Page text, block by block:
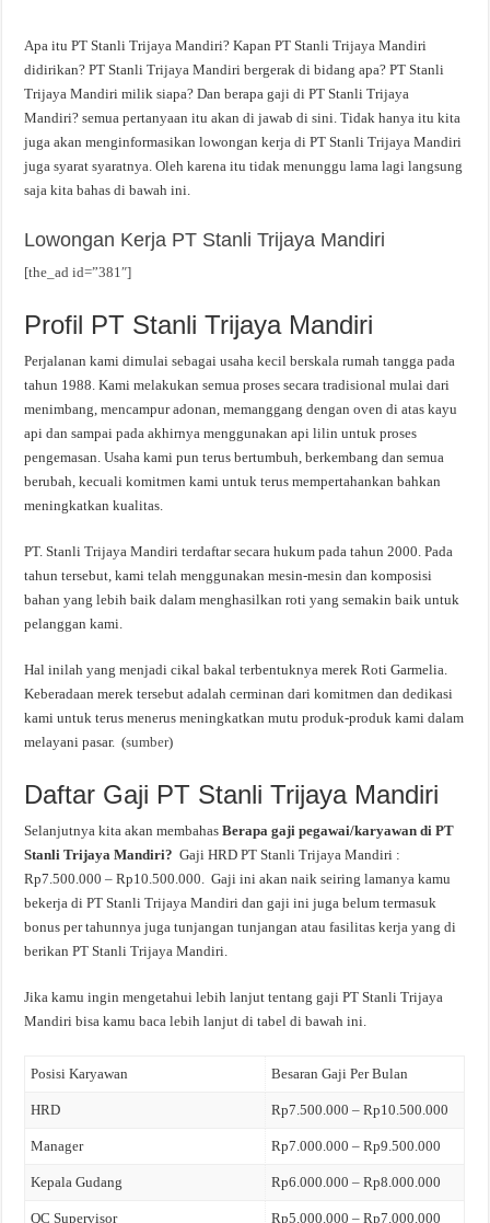
Apa itu PT Stanli Trijaya Mandiri? Kapan PT Stanli Trijaya Mandiri
didirikan? PT Stanli Trijaya Mandiri bergerak di bidang apa? PT Stanli
Trijaya Mandiri milik siapa? Dan berapa gaji di PT Stanli Trijaya
Mandiri? semua pertanyaan itu akan di jawab di sini. Tidak hanya itu kita
juga akan menginformasikan lowongan kerja di PT Stanli Trijaya Mandiri
juga syarat syaratnya. Oleh karena itu tidak menunggu lama lagi langsung
saja kita bahas di bawah ini.
Lowongan Kerja PT Stanli Trijaya Mandiri
[the_ad id=”381″]
Profil PT Stanli Trijaya Mandiri
Perjalanan kami dimulai sebagai usaha kecil berskala rumah tangga pada
tahun 1988. Kami melakukan semua proses secara tradisional mulai dari
menimbang, mencampur adonan, memanggang dengan oven di atas kayu
api dan sampai pada akhirnya menggunakan api lilin untuk proses
pengemasan. Usaha kami pun terus bertumbuh, berkembang dan semua
berubah, kecuali komitmen kami untuk terus mempertahankan bahkan
meningkatkan kualitas.
PT. Stanli Trijaya Mandiri terdaftar secara hukum pada tahun 2000. Pada
tahun tersebut, kami telah menggunakan mesin-mesin dan komposisi
bahan yang lebih baik dalam menghasilkan roti yang semakin baik untuk
pelanggan kami.
Hal inilah yang menjadi cikal bakal terbentuknya merek Roti Garmelia.
Keberadaan merek tersebut adalah cerminan dari komitmen dan dedikasi
kami untuk terus menerus meningkatkan mutu produk-produk kami dalam
melayani pasar. (sumber)
Daftar Gaji PT Stanli Trijaya Mandiri
Selanjutnya kita akan membahasBerapa gaji pegawai/karyawan di PT
Stanli Trijaya Mandiri? Gaji HRD PT Stanli Trijaya Mandiri :
Rp7.500.000 – Rp10.500.000. Gaji ini akan naik seiring lamanya kamu
bekerja di PT Stanli Trijaya Mandiri dan gaji ini juga belum termasuk
bonus per tahunnya juga tunjangan tunjangan atau fasilitas kerja yang di
berikan PT Stanli Trijaya Mandiri.
Jika kamu ingin mengetahui lebih lanjut tentang gaji PT Stanli Trijaya
Mandiri bisa kamu baca lebih lanjut di tabel di bawah ini.
Posisi Karyawan Besaran Gaji Per Bulan
HRD Rp7.500.000 – Rp10.500.000
Manager Rp7.000.000 – Rp9.500.000
Kepala Gudang Rp6.000.000 – Rp8.000.000
QC Supervisor Rp5.000.000 – Rp7.000.000